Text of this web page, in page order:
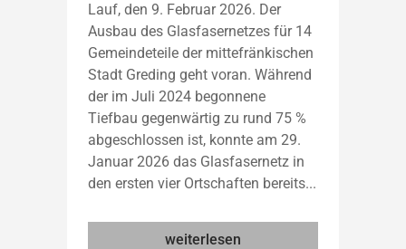
Lauf, den 9. Februar 2026. Der
Ausbau des Glasfasernetzes für 14
Gemeindeteile der mittefränkischen
Stadt Greding geht voran. Während
der im Juli 2024 begonnene
Tiefbau gegenwärtig zu rund 75 %
abgeschlossen ist, konnte am 29.
Januar 2026 das Glasfasernetz in
den ersten vier Ortschaften bereits...
weiterlesen